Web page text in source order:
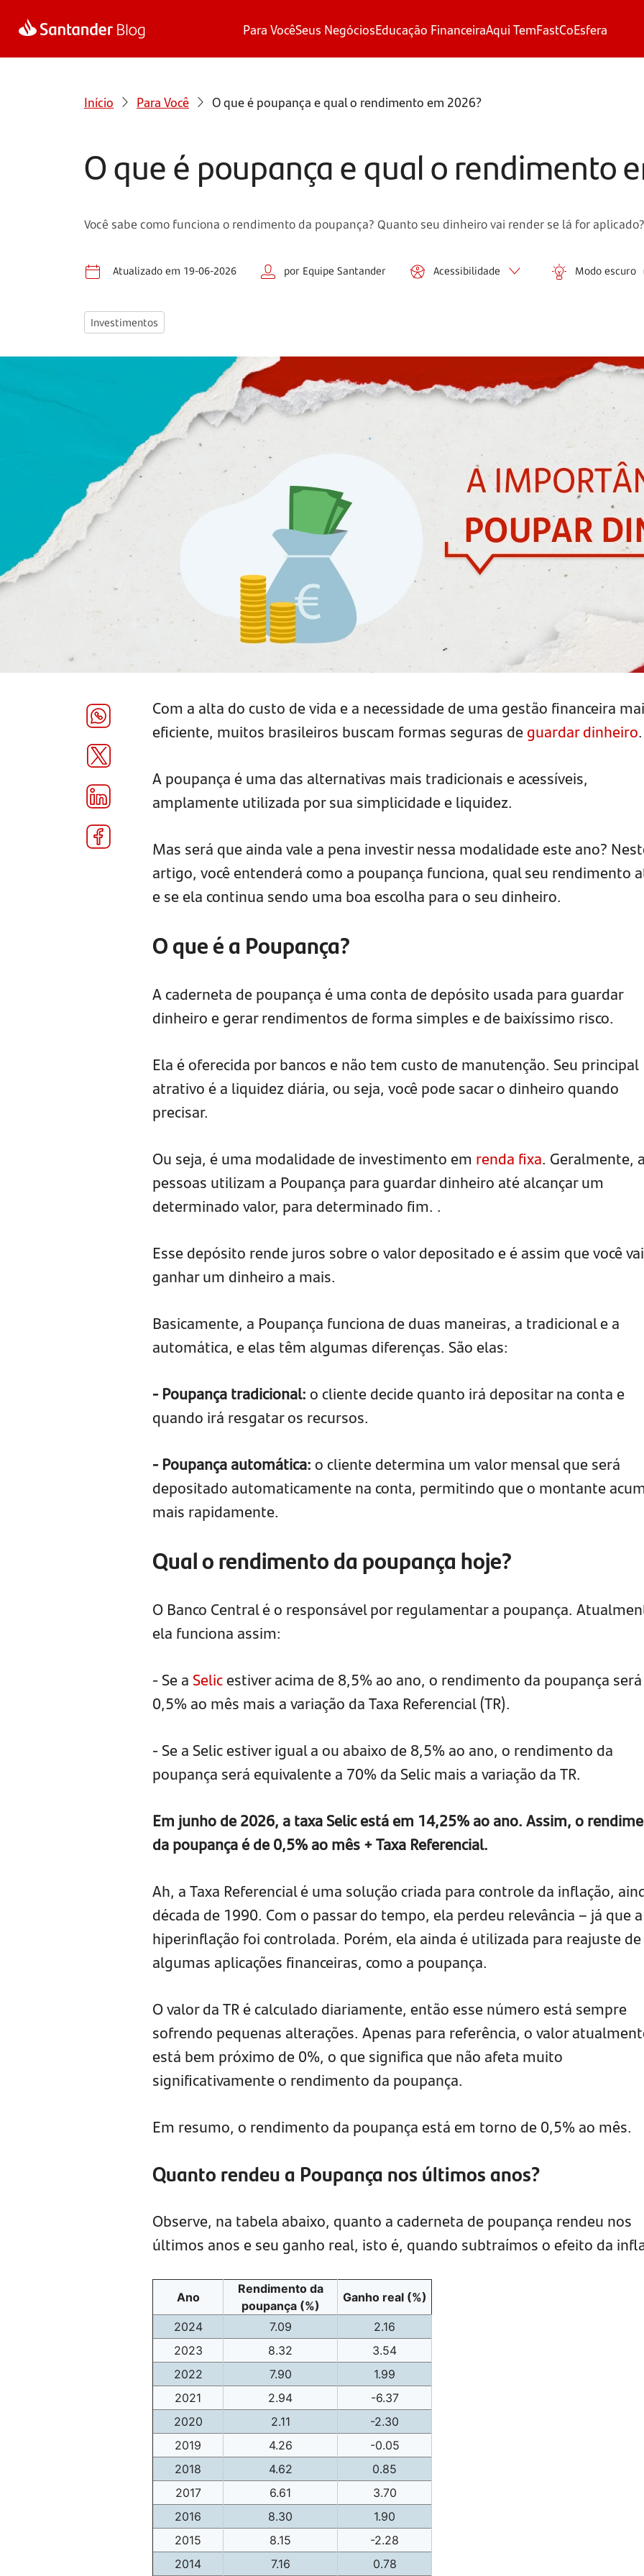
Para VocêSeus NegóciosEducação FinanceiraAqui TemFastCoEsfera
Início Para Você O que é poupança e qual o rendimento em 2026?
O que é poupança e qual o rendimento
Você sabe como funciona o rendimento da poupança? Quanto seu dinheiro vai render se lá for
Atualizado em 19-06-2026 por Equipe Santander Acessibilidade Modo escuro
Investimentos
Com a alta do custo de vida e a necessidade de uma gestão financeira
eficiente, muitos brasileiros buscam formas seguras deguardar dinheiro.
A poupança é uma das alternativas mais tradicionais e acessíveis,
amplamente utilizada por sua simplicidade e liquidez.
Mas será que ainda vale a pena investir nessa modalidade este ano?
artigo, você entenderá como a poupança funciona, qual seu rendimento
e se ela continua sendo uma boa escolha para o seu dinheiro.
O que é a Poupança?
A caderneta de poupança é uma conta de depósito usada para guardar
dinheiro e gerar rendimentos de forma simples e de baixíssimo risco.
Ela é oferecida por bancos e não tem custo de manutenção. Seu principal
atrativo é a liquidez diária, ou seja, você pode sacar o dinheiro quando
precisar.
Ou seja, é uma modalidade de investimento em renda fixa. Geralmente,
pessoas utilizam a Poupança para guardar dinheiro até alcançar um
determinado valor, para determinado fim. .
Esse depósito rende juros sobre o valor depositado e é assim que você vai
ganhar um dinheiro a mais.
Basicamente, a Poupança funciona de duas maneiras, a tradicional e a
automática, e elas têm algumas diferenças. São elas:
- Poupança tradicional:o cliente decide quanto irá depositar na conta e
quando irá resgatar os recursos.
- Poupança automática:o cliente determina um valor mensal que será
depositado automaticamente na conta, permitindo que o montante
mais rapidamente.
Qual o rendimento da poupança hoje?
O Banco Central é o responsável por regulamentar a poupança.
ela funciona assim:
- Se a Selicestiver acima de 8,5% ao ano, o rendimento da poupança
0,5% ao mês mais a variação da Taxa Referencial (TR).
- Se a Selic estiver igual a ou abaixo de 8,5% ao ano, o rendimento da
poupança será equivalente a 70% da Selic mais a variação da TR.
Em junho de 2026, a taxa Selic está em 14,25% ao ano. Assim, o
da poupança é de 0,5% ao mês + Taxa Referencial.
Ah, a Taxa Referencial é uma solução criada para controle da inflação,
década de 1990. Com o passar do tempo, ela perdeu relevância – já que a
hiperinflação foi controlada. Porém, ela ainda é utilizada para reajuste de
algumas aplicações financeiras, como a poupança.
O valor da TR é calculado diariamente, então esse número está sempre
sofrendo pequenas alterações. Apenas para referência, o valor
está bem próximo de 0%, o que significa que não afeta muito
significativamente o rendimento da poupança.
Em resumo, o rendimento da poupança está em torno de 0,5% ao mês.
Quanto rendeu a Poupança nos últimos anos?
Observe, na tabela abaixo, quanto a caderneta de poupança rendeu nos
últimos anos e seu ganho real, isto é, quando subtraímos o efeito da
Ano
Rendimento da
poupança (%)
Ganho real (%)
2024 7.09
2.16
2023
8.32
3.54
2022
7.90
1.99
2021
2.94
-6.37
2020
2.11
-2.30
2019
4.26
-0.05
2018
4.62
0.85
2017
6.61
3.70
2016
8.30
1.90
2015
8.15
-2.28
2014
7.16 0.78